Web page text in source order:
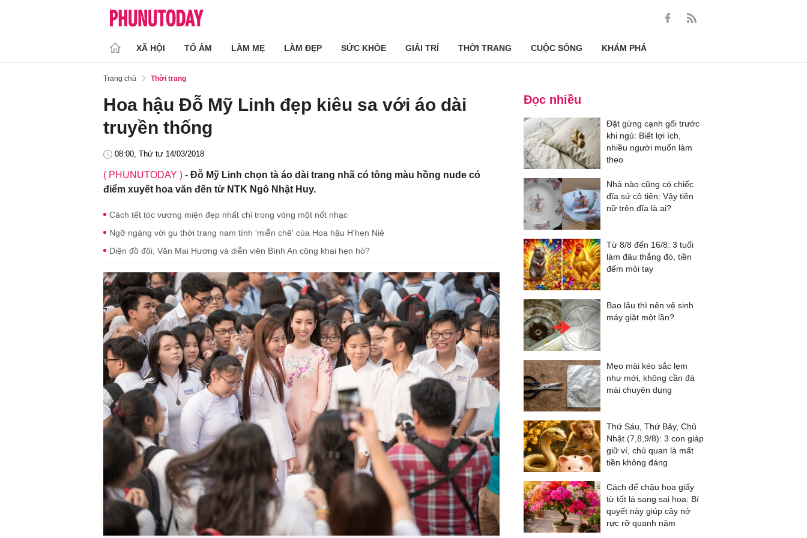
XÃ HỘI TỔ ẤM LÀM MẸ LÀM ĐẸP SỨC KHỎE GIẢI TRÍ THỜI TRANG CUỘC SỐNG KHÁM PHÁ
Trang chủ Thời trang
Hoa hậu Đỗ Mỹ Linh đẹp kiêu sa với áo dài
truyền thống
08:00, Thứ tư 14/03/2018
( PHUNUTODAY ) - Đỗ Mỹ Linh chọn tà áo dài trang nhã có tông màu hồng nude có
điểm xuyết hoa văn đến từ NTK Ngô Nhật Huy.
Cách tết tóc vương miện đẹp nhất chỉ trong vòng một nốt nhạc
Ngỡ ngàng với gu thời trang nam tính 'miễn chê' của Hoa hậu H'hen Niê
Diện đồ đôi, Văn Mai Hương và diễn viên Bình An công khai hẹn hò?
Đọc nhiều
Đặt gừng cạnh gối trước
khi ngủ: Biết lợi ích,
nhiều người muốn làm
theo
Nhà nào cũng có chiếc
đĩa sứ cô tiên: Vậy tiên
nữ trên đĩa là ai?
Từ 8/8 đến 16/8: 3 tuổi
làm đâu thắng đó, tiền
đếm mỏi tay
Bao lâu thì nên vệ sinh
máy giặt một lần?
Mẹo mài kéo sắc lẹm
như mới, không cần đá
mài chuyên dụng
Thứ Sáu, Thứ Bảy, Chủ
Nhật (7,8,9/8): 3 con giáp
giữ ví, chủ quan là mất
tiền không đáng
Cách để chậu hoa giấy
từ tốt lá sang sai hoa: Bí
quyết này giúp cây nở
rực rỡ quanh năm